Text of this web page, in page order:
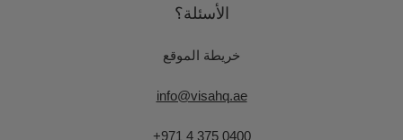
الأسئلة؟
خريطة الموقع
info@visahq.ae
+971 4 375 0400